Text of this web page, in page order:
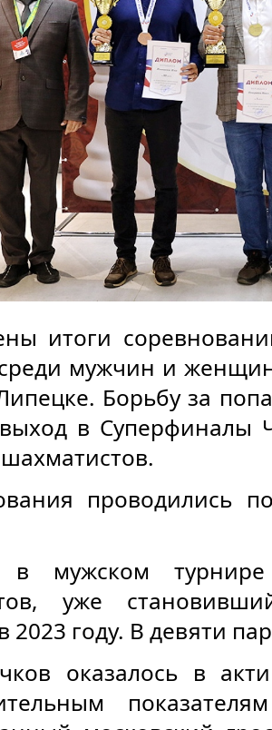
итоги
мужчин и
Борьбу за
в
проводились
в мужском
уже
2023 году. В девяти
оказалось в